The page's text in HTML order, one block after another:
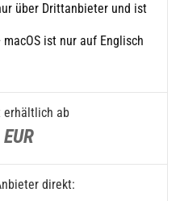
über Drittanbieter und ist
ist nur auf Englisch
erhältlich ab
EUR
direkt: